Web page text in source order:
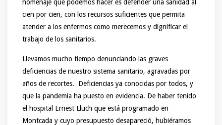
homenaje que podemos hacer es defender una sanidad al
cien por cien, con los recursos suficientes que permita
atender a los enfermos como merecemos y dignificar el
trabajo de los sanitarios.
Llevamos mucho tiempo denunciando las graves
deficiencias de nuestro sistema sanitario, agravadas por
años de recortes. Deficiencias ya conocidas por todos, y
que la pandemia ha puesto en evidencia. De haber tenido
el hospital Ernest Lluch que está programado en
Montcada y cuyo presupuesto desapareció, hubiéramos